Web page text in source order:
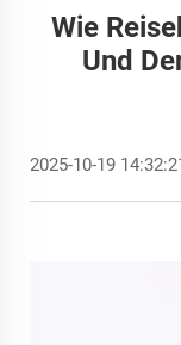
Wie
Und
2025-10-19